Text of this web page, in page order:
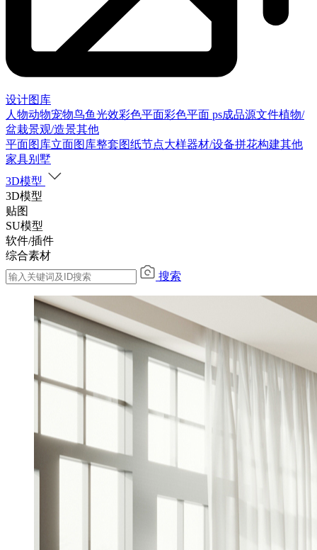
设计图库
人物动物宠物鸟鱼光效彩色平面彩色平面 ps成品源文件植物/
盆栽景观/造景其他
平面图库立面图库整套图纸节点大样器材/设备拼花构建其他
家具别墅
3D模型
3D模型
贴图
SU模型
软件/插件
综合素材
搜索